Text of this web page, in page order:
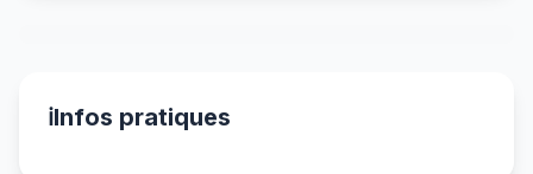
ℹ️Infos pratiques